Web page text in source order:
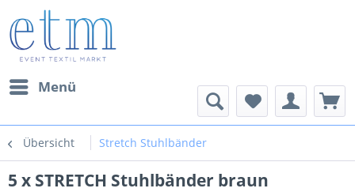
Menü
Übersicht Stretch Stuhlbänder
5 x STRETCH Stuhlbänder braun